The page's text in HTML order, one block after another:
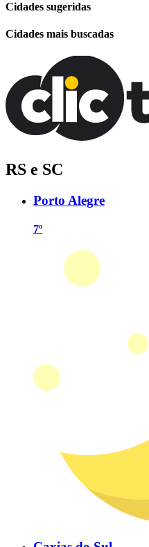
Cidades sugeridas
Cidades mais buscadas
RS e SC
Porto Alegre
7º